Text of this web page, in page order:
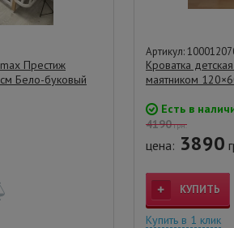
Престиж
Бело-буковый
Артикул:
Кроватка
маятником
Есть в
4190грн.
цена: 3890
КУПИТЬ
Купить в 1 клик